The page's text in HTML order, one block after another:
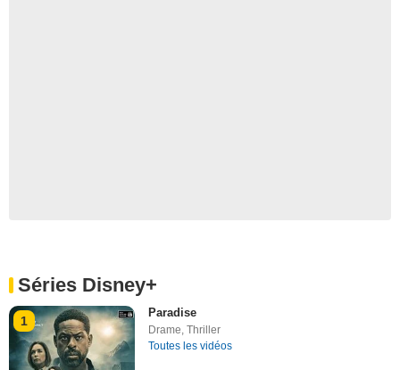
Séries Disney+
1
Paradise
Drame ,Thriller
Toutes les vidéos